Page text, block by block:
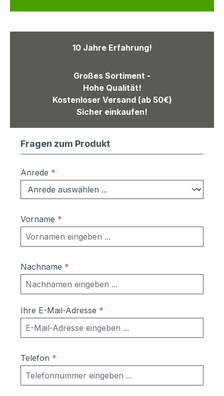
10 Jahre Erfahrung!
Großes Sortiment -
Hohe Qualität!
Kostenloser Versand (ab 50€)
Sicher einkaufen!
Fragen zum Produkt
Anrede *
Vorname *
Nachname *
Ihre E-Mail-Adresse *
Telefon *